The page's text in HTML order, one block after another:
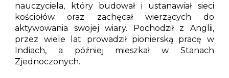
nauczyciela, który budował i ustanawiał sieci
kościołów oraz zachęcał wierzących do
aktywowania swojej wiary. Pochodził z Anglii,
przez wiele lat prowadził pionierską pracę w
Indiach, a później mieszkał w Stanach
Zjednoczonych.